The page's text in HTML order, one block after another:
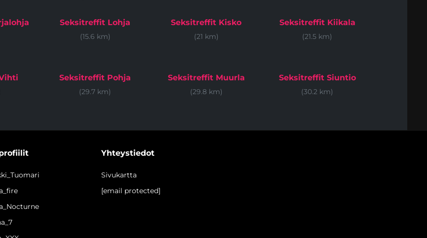
Seksitreffit Lohja
(15.6 km)
Seksitreffit Kisko
(21 km)
Seksitreffit Kiikala
(21.5 km)
Seksitreffit Pohja
(29.7 km)
Seksitreffit Muurla
(29.8 km)
Seksitreffit Siuntio
(30.2 km)
Yhteystiedot
Sivukartta
[email protected]